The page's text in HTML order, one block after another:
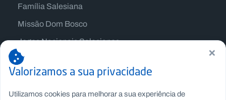
Família Salesiana
Missão Dom Bosco
Jogos Nacionais Salesianos
×
Valorizamos a sua privacidade
Utilizamos cookies para melhorar a sua experiência de